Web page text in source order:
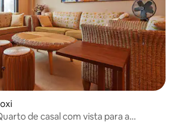
de casal com vista para a